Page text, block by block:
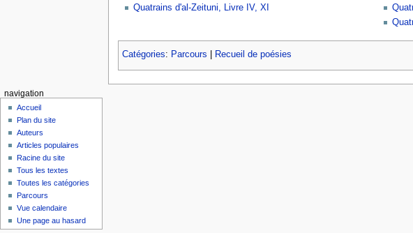
Quatrains d'al-Zeituni, Livre IV, XI
Catégories: Parcours Recueil de poésies
navigation
Accueil
Plan du site
Auteurs
Articles populaires
Racine du site
Tous les textes
Toutes les catégories
Parcours
Vue calendaire
Une page au hasard